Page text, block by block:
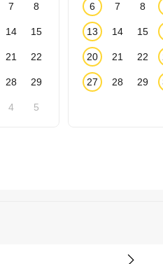
7 8
14 15
21 22
28 29
4 5
6 7 8
13 14 15
20 21 22
27 28 29